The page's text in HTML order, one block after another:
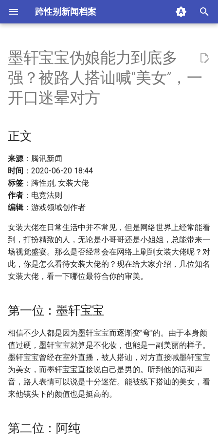
跨性别新闻档案
n
i
i
i
z
n
g
s
e
a
c
h
正文
第一位：墨轩宝宝
第三位：王小歪
摘要与附加信息
附加信息 [Processed Page
Metadata]
墨轩宝宝伪娘能力到底多
强？被路人搭讪喊“美女”，一
开口迷晕对方
正文
来源：腾讯新闻
时间 ：2020-06-20 18:44
标签 ：跨性别, 女装大佬
作者 ：电竞法则
编辑：游戏领域创作者
女装大佬在日常生活中并不常见，但是网络世界上经常能看
到，打扮精致的人，无论是小哥哥还是小姐姐，总能带来一
场视觉盛宴。那么是否经常会在网络上刷到女装大佬呢？对
此，你是怎么看待女装大佬的？现在给大家介绍，几位知名
女装大佬，看一下哪位最符合你的审美。
第一位：墨轩宝宝
相信不少人都是因为墨轩宝宝而逐渐变"弯"的。由于本身颜
值过硬，墨轩宝宝就算是不化妆，也能是一副美丽的样子。
墨轩宝宝曾经在室外直播，被人搭讪，对方直接喊墨轩宝宝
为美女，而墨轩宝宝直接说自己是男的。听到他的话和声
音，路人表情可以说是十分迷茫。能被线下搭讪的美女，看
来他镜头下的颜值也是挺高的。
第二位：阿纯